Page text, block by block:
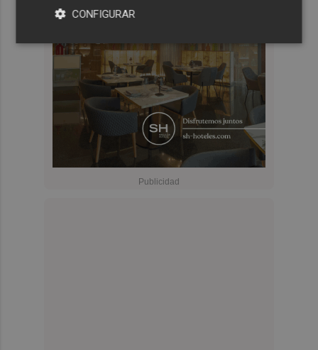
CONFIGURAR